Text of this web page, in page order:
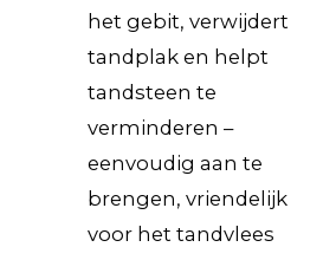
het gebit, verwijdert
tandplak en helpt
tandsteen te
verminderen –
eenvoudig aan te
brengen, vriendelijk
voor het tandvlees